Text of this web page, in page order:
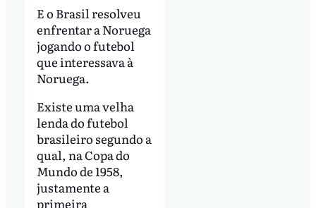
E o Brasil resolveu
enfrentar a Noruega
jogando o futebol
que interessava à
Noruega.
Existe uma velha
lenda do futebol
brasileiro segundo a
qual, na Copa do
Mundo de 1958,
justamente a
primeira